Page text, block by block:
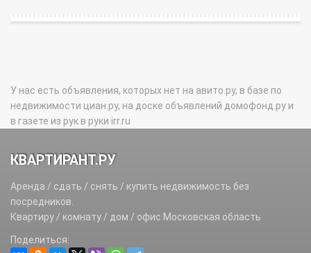
У нас есть объявления, которых нет на авито.ру, в базе по
недвижимости циан.ру, на доске объявлений домофонд.ру и
в газете из рук в руки irr.ru
КВАРТИРАНТ.РУ
Аренда / сдать / снять / купить недвижимость без
посредников.
Квартиру / комнату / дом / офис Московская область
Поделиться: